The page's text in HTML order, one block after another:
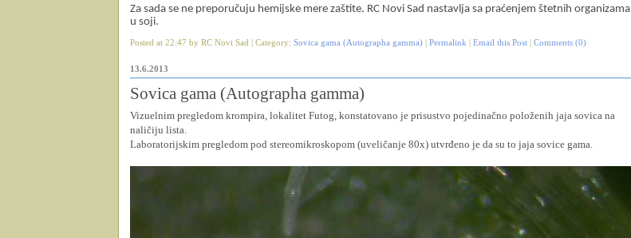
Za sada se ne preporučuju hemijske mere zaštite. RC Novi Sad nastavlja sa praćenjem štetnih organizama
u soji.
Posted at 22:47 by RC Novi Sad | Category: Sovica gama (Autographa gamma) Permalink Email this Post Comments (0)
13.6.2013
Sovica gama (Autographa gamma)
Vizuelnim pregledom krompira, lokalitet Futog, konstatovano je prisustvo pojedinačno položenih jaja sovica na
naličiju lista.
Laboratorijskim pregledom pod stereomikroskopom (uveličanje 80x) utvrđeno je da su to jaja sovice gama.